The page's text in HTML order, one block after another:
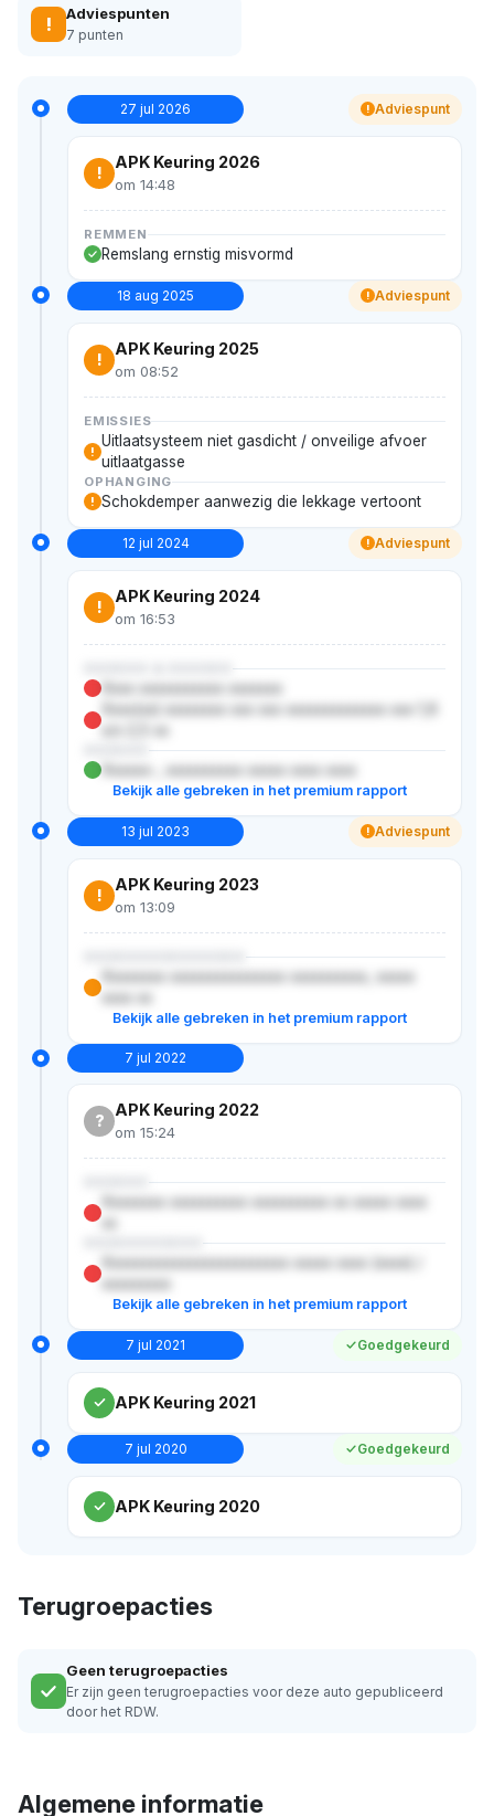
! Adviespunten
7 punten
27 jul 2026 ! Adviespunt
!
APK Keuring 2026
om 14:48
REMMEN
Remslang ernstig misvormd
18 aug 2025 ! Adviespunt
!
APK Keuring 2025
om 08:52
EMISSIES
!
Uitlaatsysteem niet gasdicht / onveilige afvoer
uitlaatgasse
OPHANGING
! Schokdemper aanwezig die lekkage vertoont
12 jul 2024 ! Adviespunt
!
APK Keuring 2024
om 16:53
XXXXXX & XXXXXX
Xxxx xxxxxxxxxxx xxxxxxx
Xxxx(xx) xxxxxxxx xxx xxx xxxxxxxxxxxxx xxx 1,6
Xxxxxx-, xxxxxxxxxx xxxxx xxxx xxxx
Bekijk alle gebreken in het premium rapport
13 jul 2023 ! Adviespunt
!
APK Keuring 2023
om 13:09
XXXXXXXXXXXXXXX
Xxxxxxxx xxxxxxxxxxxxxxx xxxxxxxxxx, xxxxx
Bekijk alle gebreken in het premium rapport
7 jul 2022
?
APK Keuring 2022
om 15:24
Xxxxxxxx xxxxxxxxxx xxxxxxxxxx xx xxxxx xxxx
Xxxxxxxxxxxxxxxxxxxxxxxx xxxxx xxxx (xxxx) /
Bekijk alle gebreken in het premium rapport
7 jul 2021 Goedgekeurd
APK Keuring 2021
7 jul 2020 Goedgekeurd
APK Keuring 2020
Terugroepacties
Geen terugroepacties
Er zijn geen terugroepacties voor deze auto gepubliceerd
door het RDW.
Algemene informatie